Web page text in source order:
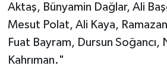
Aktaş, Bünyamin Dağlar, Ali
Mesut Polat, Ali Kaya,
Fuat Bayram, Dursun
Kahrıman."